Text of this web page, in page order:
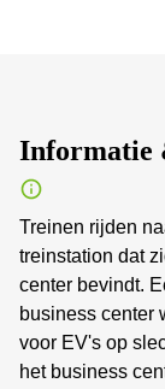
Informatie
Treinen rijden
treinstation dat
center bevindt.
business center
voor EV's op
het business